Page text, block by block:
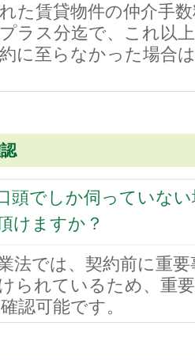
た賃貸物件の仲介手
ラス分迄で、これ以
に至らなかった場合
頭でしか伺っていな
けますか？
法では、契約前に重
られているため、重
認可能です。